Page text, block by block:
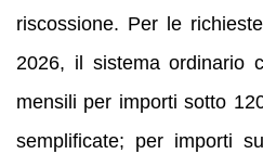
riscossione. Per le
2026, il sistema ordinario
mensili per importi sotto
semplificate; per importi